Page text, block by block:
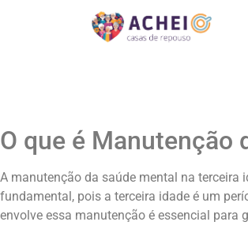
O que é Manutenção
A manutenção da saúde mental na terceira
fundamental, pois a terceira idade é um
envolve essa manutenção é essencial